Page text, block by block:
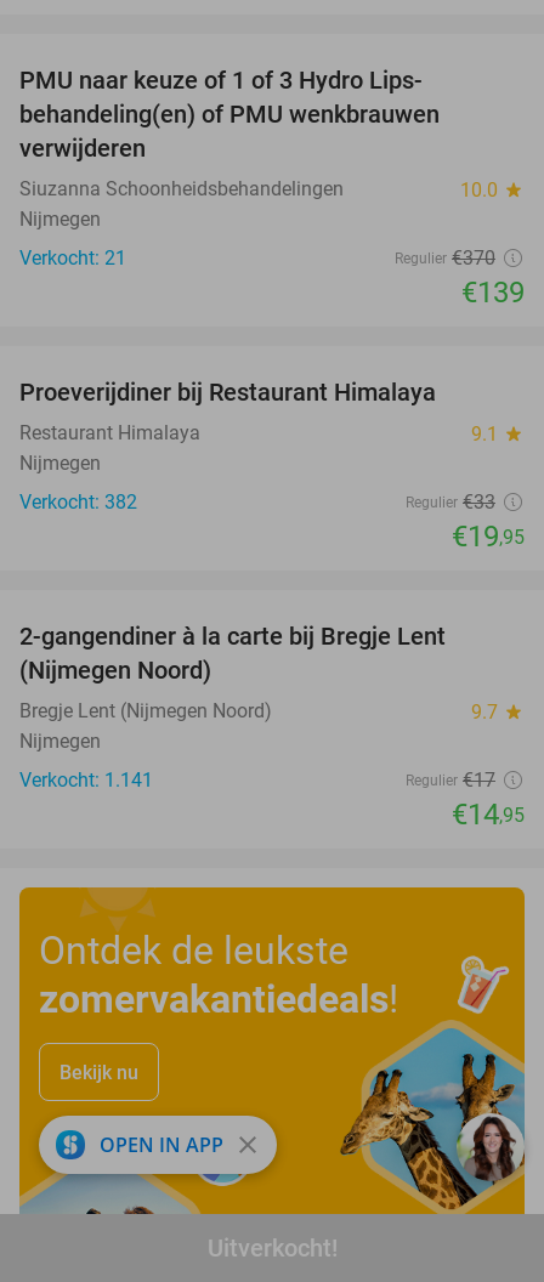
Uitverkocht!
PMU naar keuze of 1 of 3 Hydro Lips-
behandeling(en) of PMU wenkbrauwen
verwijderen
Siuzanna Schoonheidsbehandelingen 10.0 star
Nijmegen
Verkocht: 21
Regulier €370
€139
Proeverijdiner bij Restaurant Himalaya
Restaurant Himalaya 9.1 star
Nijmegen
Verkocht: 382
Regulier €33
€19,95
2-gangendiner à la carte bij Bregje Lent
(Nijmegen Noord)
Bregje Lent (Nijmegen Noord) 9.7 star
Nijmegen
Verkocht: 1.141
Regulier €17
€14,95
Ontdek de leukste
zomervakantiedeals!
Bekijk nu
OPEN IN APP close